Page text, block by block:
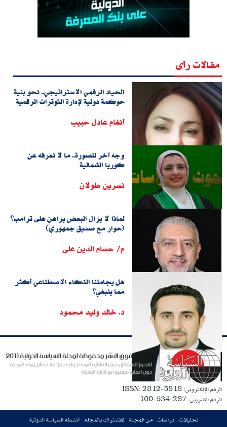
مقالات رأى
الحياد الرقمي الاستراتيجي.. نحو بنية
حوكمة دولية لإدارة التوترات الرقمية
أنغام عادل حبيب
وجه آخر للصورة.. ما لا نعرفه عن
كوريا الشمالية
نسرين طولان
لماذا لا يزال البعض يراهن على ترامب؟
(حوار مع صديق جمهوري)
م/ حسام الدين على
هل يجاملنا الذكاء الاصطناعي أكثر
مما ينبغي؟
د. خالد وليد محمود
الرقم الإلكترونى: ISSN: 2812-5818
الرقم الضريبى: 287-534-100
تحليلات دراسات من المجلة للاشتراك بالمجلة أنشطة السياسة الدولية